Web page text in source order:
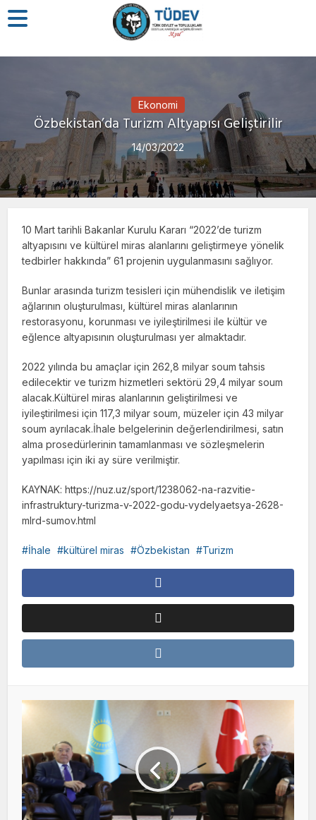
Ekonomi
Özbekistan’da Turizm Altyapısı Geliştirilir
14/03/2022
10 Mart tarihli Bakanlar Kurulu Kararı “2022’de turizm
altyapısını ve kültürel miras alanlarını geliştirmeye yönelik
tedbirler hakkında” 61 projenin uygulanmasını sağlıyor.
Bunlar arasında turizm tesisleri için mühendislik ve iletişim
ağlarının oluşturulması, kültürel miras alanlarının
restorasyonu, korunması ve iyileştirilmesi ile kültür ve
eğlence altyapısının oluşturulması yer almaktadır.
2022 yılında bu amaçlar için 262,8 milyar soum tahsis
edilecektir ve turizm hizmetleri sektörü 29,4 milyar soum
alacak.Kültürel miras alanlarının geliştirilmesi ve
iyileştirilmesi için 117,3 milyar soum, müzeler için 43 milyar
soum ayrılacak.İhale belgelerinin değerlendirilmesi, satın
alma prosedürlerinin tamamlanması ve sözleşmelerin
yapılması için iki ay süre verilmiştir.
KAYNAK: https://nuz.uz/sport/1238062-na-razvitie-
infrastruktury-turizma-v-2022-godu-vydelyaetsya-2628-
mlrd-sumov.html
İhale kültürel miras Özbekistan Turizm